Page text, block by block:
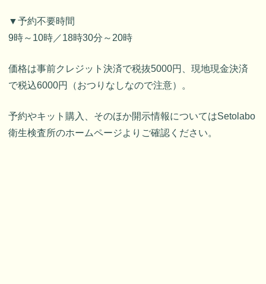
▼予約不要時間
9時～10時／18時30分～20時
価格は事前クレジット決済で税抜5000円、現地現金決済
で税込6000円（おつりなしなので注意）。
予約やキット購入、そのほか開示情報についてはSetolabo
衛生検査所のホームページよりご確認ください。